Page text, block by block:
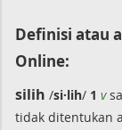
Definisi atau
Online:
silih /si·lih/ 1 v
tidak ditentukan